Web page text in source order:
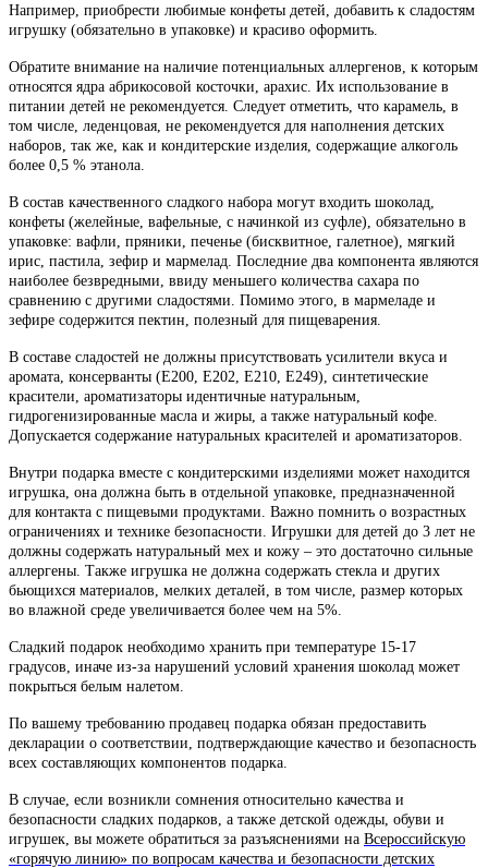
Например, приобрести любимые конфеты детей, добавить к сладостям
игрушку (обязательно в упаковке) и красиво оформить.
Обратите внимание на наличие потенциальных аллергенов, к которым
относятся ядра абрикосовой косточки, арахис. Их использование в
питании детей не рекомендуется. Следует отметить, что карамель, в
том числе, леденцовая, не рекомендуется для наполнения детских
наборов, так же, как и кондитерские изделия, содержащие алкоголь
более 0,5 % этанола.
В состав качественного сладкого набора могут входить шоколад,
конфеты (желейные, вафельные, с начинкой из суфле), обязательно в
упаковке: вафли, пряники, печенье (бисквитное, галетное), мягкий
ирис, пастила, зефир и мармелад. Последние два компонента являются
наиболее безвредными, ввиду меньшего количества сахара по
сравнению с другими сладостями. Помимо этого, в мармеладе и
зефире содержится пектин, полезный для пищеварения.
В составе сладостей не должны присутствовать усилители вкуса и
аромата, консерванты (Е200, Е202, Е210, Е249), синтетические
красители, ароматизаторы идентичные натуральным,
гидрогенизированные масла и жиры, а также натуральный кофе.
Допускается содержание натуральных красителей и ароматизаторов.
Внутри подарка вместе с кондитерскими изделиями может находится
игрушка, она должна быть в отдельной упаковке, предназначенной
для контакта с пищевыми продуктами. Важно помнить о возрастных
ограничениях и технике безопасности. Игрушки для детей до 3 лет не
должны содержать натуральный мех и кожу – это достаточно сильные
аллергены. Также игрушка не должна содержать стекла и других
бьющихся материалов, мелких деталей, в том числе, размер которых
во влажной среде увеличивается более чем на 5%.
Сладкий подарок необходимо хранить при температуре 15-17
градусов, иначе из-за нарушений условий хранения шоколад может
покрыться белым налетом.
По вашему требованию продавец подарка обязан предоставить
декларации о соответствии, подтверждающие качество и безопасность
всех составляющих компонентов подарка.
В случае, если возникли сомнения относительно качества и
безопасности сладких подарков, а также детской одежды, обуви и
игрушек, вы можете обратиться за разъяснениями на Всероссийскую
«горячую линию» по вопросам качества и безопасности детских